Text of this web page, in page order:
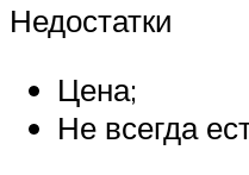
Недостатки
Цена;
Не всегда